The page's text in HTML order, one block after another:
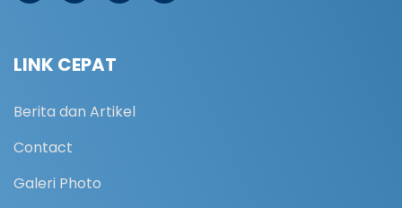
LINK CEPAT
Berita dan Artikel
Contact
Galeri Photo